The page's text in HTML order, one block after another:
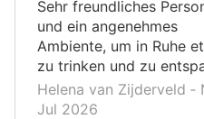
Sehr freundliches
und ein angenehmes
Ambiente, um in Ruhe
zu trinken und zu
Helena van Zijderveld ‐
Jul 2026